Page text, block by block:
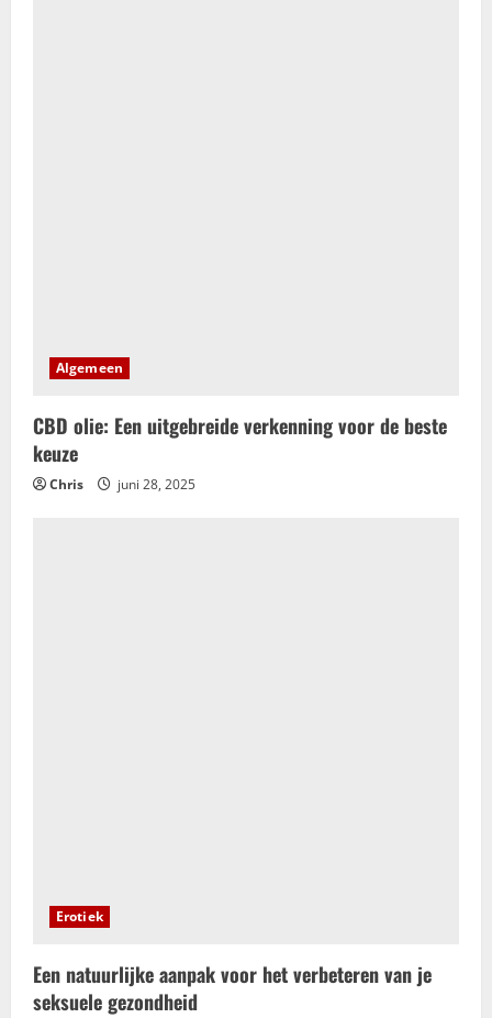
Algemeen
CBD olie: Een uitgebreide verkenning voor de beste
keuze
Chris juni 28, 2025
Erotiek
Een natuurlijke aanpak voor het verbeteren van je
seksuele gezondheid